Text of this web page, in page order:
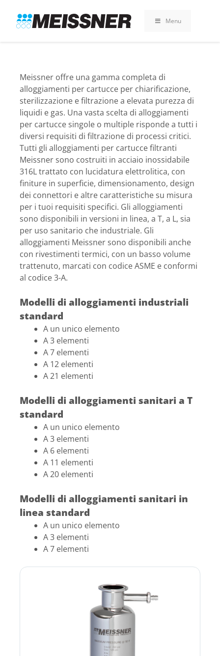
search
footer
contenuto
Menu
Meissner offre una gamma completa di
alloggiamenti per cartucce per chiarificazione,
sterilizzazione e filtrazione a elevata purezza di
liquidi e gas. Una vasta scelta di alloggiamenti
per cartucce singole o multiple risponde a tutti i
diversi requisiti di filtrazione di processi critici.
Tutti gli alloggiamenti per cartucce filtranti
Meissner sono costruiti in acciaio inossidabile
316L trattato con lucidatura elettrolitica, con
finiture in superficie, dimensionamento, design
dei connettori e altre caratteristiche su misura
per i tuoi requisiti specifici. Gli alloggiamenti
sono disponibili in versioni in linea, a T, a L, sia
per uso sanitario che industriale. Gli
alloggiamenti Meissner sono disponibili anche
con rivestimenti termici, con un basso volume
trattenuto, marcati con codice ASME e conformi
al codice 3-A.
Modelli di alloggiamenti industriali
standard
A un unico elemento
A 3 elementi
A 7 elementi
A 12 elementi
A 21 elementi
Modelli di alloggiamenti sanitari a T
standard
A un unico elemento
A 3 elementi
A 6 elementi
A 11 elementi
A 20 elementi
Modelli di alloggiamenti sanitari in
linea standard
A un unico elemento
A 3 elementi
A 7 elementi